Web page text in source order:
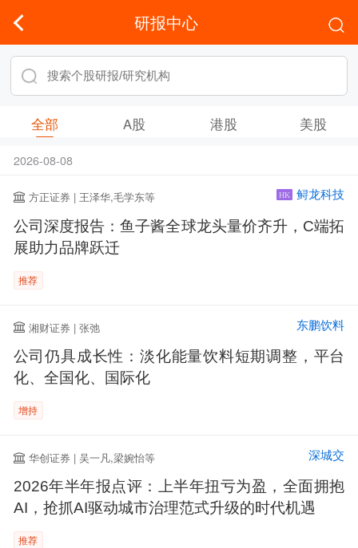
研报中心
全部 A股 港股 美股
2026-08-08
方正证券 | 王泽华,毛学东等 HK 鲟龙科技
公司深度报告：鱼子酱全球龙头量价齐升，C端拓
展助力品牌跃迁
推荐
湘财证券 | 张弛 东鹏饮料
公司仍具成长性：淡化能量饮料短期调整，平台
化、全国化、国际化
增持
华创证券 | 吴一凡,梁婉怡等 深城交
2026年半年报点评：上半年扭亏为盈，全面拥抱
AI，抢抓AI驱动城市治理范式升级的时代机遇
推荐